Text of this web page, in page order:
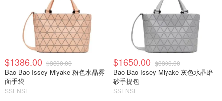
$1386.00 $3300.00
Bao Bao Issey Miyake 粉色水晶雾
面手袋
SSENSE
$1650.00 $3300.00
Bao Bao Issey Miyake 灰色水晶磨
砂手提包
SSENSE